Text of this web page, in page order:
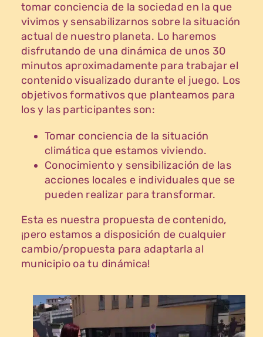
tomar conciencia de la sociedad en la que
vivimos y sensabilizarnos sobre la situación
actual de nuestro planeta. Lo haremos
disfrutando de una dinámica de unos 30
minutos aproximadamente para trabajar el
contenido visualizado durante el juego. Los
objetivos formativos que planteamos para
los y las participantes son:
Tomar conciencia de la situación
climática que estamos viviendo.
Conocimiento y sensibilización de las
acciones locales e individuales que se
pueden realizar para transformar.
Esta es nuestra propuesta de contenido,
¡pero estamos a disposición de cualquier
cambio/propuesta para adaptarla al
municipio oa tu dinámica!